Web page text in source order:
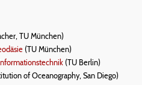
TU München)
(TU München)
(TU Berlin)
of Oceanography, San Diego)